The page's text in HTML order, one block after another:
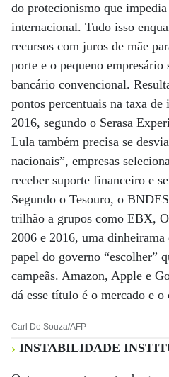
do protecionismo que
internacional. Tudo isso
recursos com juros de mãe
porte e o pequeno empresário
bancário convencional.
pontos percentuais na taxa
2016, segundo o Serasa
Lula também precisa se
nacionais”, empresas
receber suporte financeiro e
Segundo o Tesouro, o
trilhão a grupos como EBX,
2006 e 2016, uma dinheirama
papel do governo “escolher”
campeãs. Amazon, Apple e
dá esse título é o mercado e o
Carl De Souza/AFP
› INSTABILIDADE